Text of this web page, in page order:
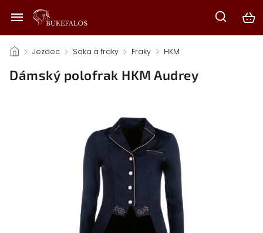
/ Jezdec / Saka a fraky / Fraky / HKM
Dámský polofrak HKM Audrey